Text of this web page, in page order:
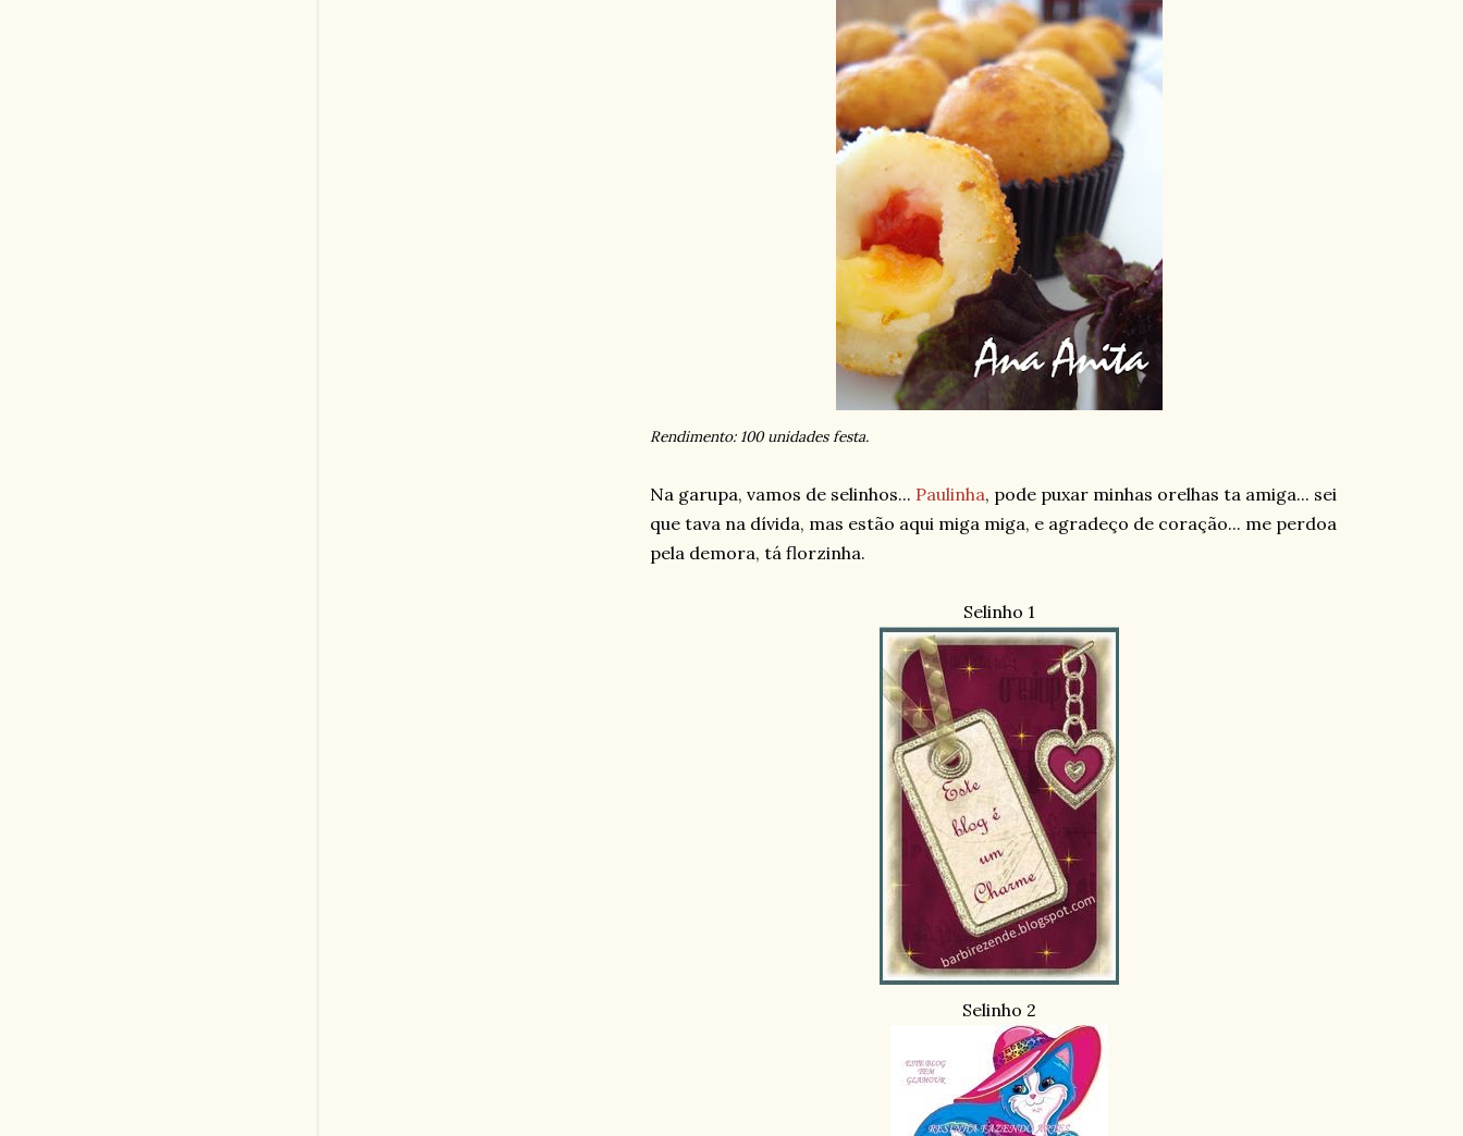
Rendimento: 100 unidades festa.
Na garupa, vamos de selinhos... Paulinha, pode puxar minhas orelhas ta amiga... sei
que tava na dívida, mas estão aqui miga miga, e agradeço de coração... me perdoa
pela demora, tá florzinha.
Selinho 1
Selinho 2